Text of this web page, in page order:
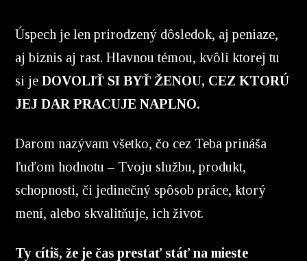
Úspech je len prirodzený dôsledok, aj peniaze,
aj biznis aj rast. Hlavnou témou, kvôli ktorej tu
si jeDOVOLIŤ SI BYŤ ŽENOU, CEZ KTORÚ
JEJ DAR PRACUJE NAPLNO.
Darom nazývam všetko, čo cez Teba prináša
ľuďom hodnotu – Tvoju službu, produkt,
schopnosti, či jedinečný spôsob práce, ktorý
mení, alebo skvalitňuje, ich život.
Ty cítiš, že je čas prestať stáť na mieste